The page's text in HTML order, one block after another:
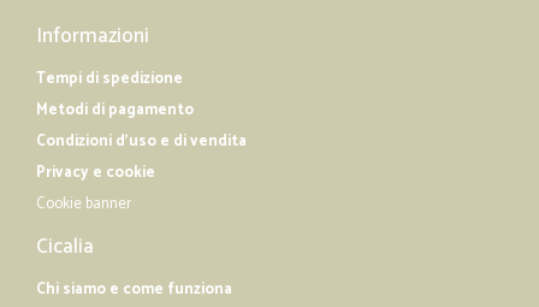
Informazioni
Tempi di spedizione
Metodi di pagamento
Condizioni d'uso e di vendita
Privacy e cookie
Cookie banner
Cicalia
Chi siamo e come funziona